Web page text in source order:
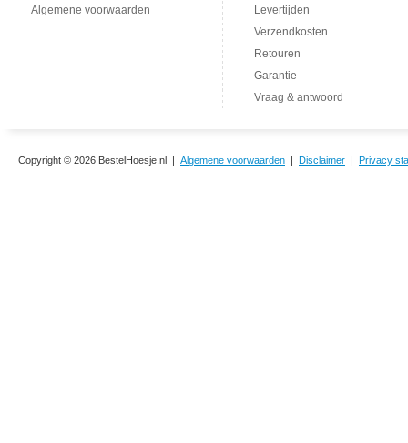
Algemene voorwaarden
Levertijden
Verzendkosten
Retouren
Garantie
Vraag & antwoord
Copyright © 2026 BestelHoesje.nl | Algemene voorwaarden | Disclaimer | Privacy